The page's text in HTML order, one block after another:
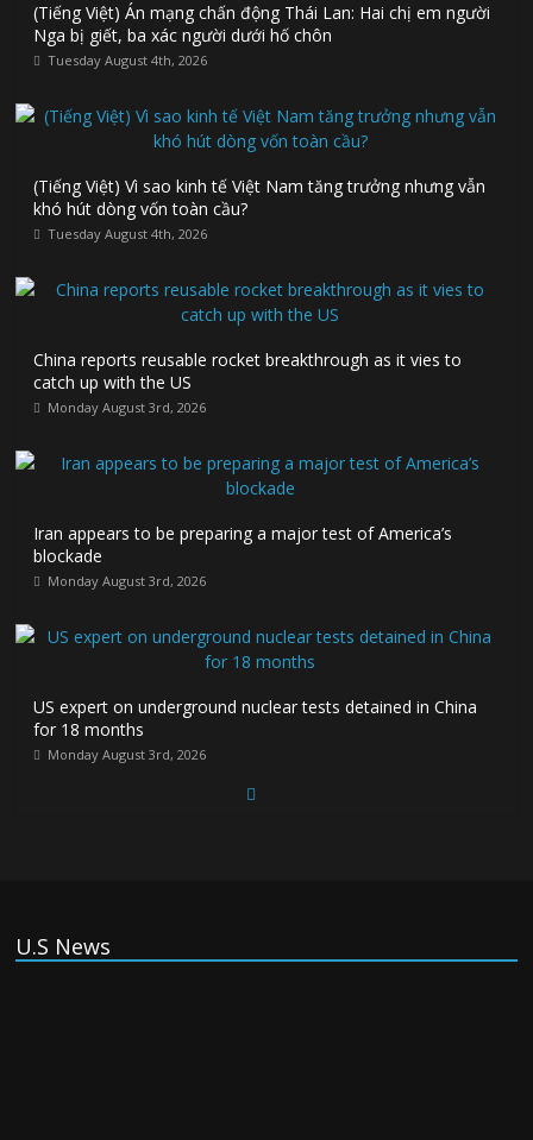
(Tiếng Việt) Án mạng chấn động Thái Lan: Hai chị em người
Nga bị giết, ba xác người dưới hố chôn
Tuesday August 4th, 2026
(Tiếng Việt) Vì sao kinh tế Việt Nam tăng trưởng nhưng vẫn
khó hút dòng vốn toàn cầu?
Tuesday August 4th, 2026
China reports reusable rocket breakthrough as it vies to
catch up with the US
Monday August 3rd, 2026
Iran appears to be preparing a major test of America’s
blockade
Monday August 3rd, 2026
US expert on underground nuclear tests detained in China
for 18 months
Monday August 3rd, 2026
U.S News